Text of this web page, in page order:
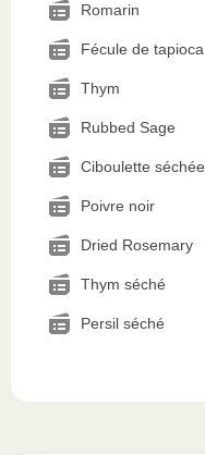
Romarin
Fécule de tapioca
Thym
Rubbed Sage
Ciboulette séchée
Poivre noir
Dried Rosemary
Thym séché
Persil séché